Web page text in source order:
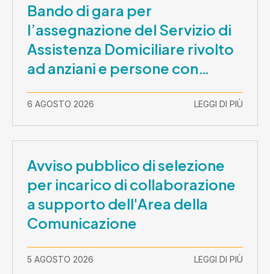
Bando di gara per
l’assegnazione del Servizio di
Assistenza Domiciliare rivolto
ad anziani e persone con
2026-30 settembre 2029
6 AGOSTO 2026 LEGGI DI PIÙ
Avviso pubblico di selezione
per incarico di collaborazione
a supporto dell'Area della
Comunicazione
5 AGOSTO 2026 LEGGI DI PIÙ